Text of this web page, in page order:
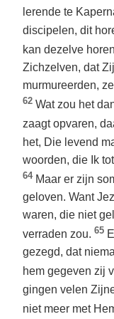
lerende te
discipelen, dit
kan dezelve
Zichzelven, dat
murmureerden,
62 Wat zou het
zaagt opvaren,
het, Die levend
woorden, die Ik
64 Maar er zijn
geloven. Want
waren, die niet
verraden zou. 65
gezegd, dat
hem gegeven zij
gingen velen
niet meer met